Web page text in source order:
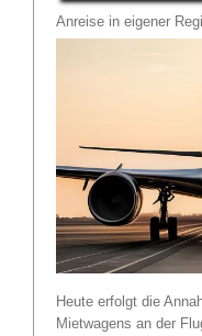
Anreise in eigener
Heute erfolgt die
Mietwagens an der